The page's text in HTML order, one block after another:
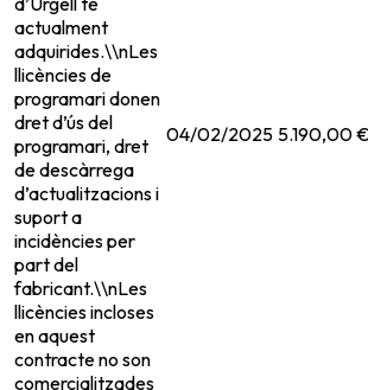
actualment
adquirides.\\nLes
llicències de
programari donen
dret d’ús del
programari, dret
de descàrrega
d’actualitzacions i
suport a
incidències per
part del
fabricant.\\nLes
llicències incloses
en aquest
contracte no son
comercialitzades
04/02/2025 5.190,00 €